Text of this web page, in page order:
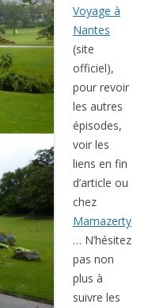
Voyage à
Nantes
(site
officiel),
pour revoir
les autres
épisodes,
voir les
liens en fin
d’article ou
chez
Mamazerty
… N’hésitez
pas non
plus à
suivre les